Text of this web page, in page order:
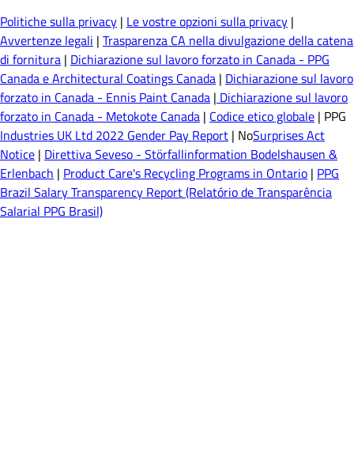
Politiche sulla privacy | Le vostre opzioni sulla privacy |
Avvertenze legali | Trasparenza CA nella divulgazione della catena
di fornitura | Dichiarazione sul lavoro forzato in Canada - PPG
Canada e Architectural Coatings Canada | Dichiarazione sul lavoro
forzato in Canada - Ennis Paint Canada | Dichiarazione sul lavoro
forzato in Canada - Metokote Canada | Codice etico globale | PPG
Industries UK Ltd 2022 Gender Pay Report | NoSurprises Act
Notice | Direttiva Seveso - Störfallinformation Bodelshausen &
Erlenbach | Product Care's Recycling Programs in Ontario | PPG
Brazil Salary Transparency Report (Relatório de Transparência
Salarial PPG Brasil)